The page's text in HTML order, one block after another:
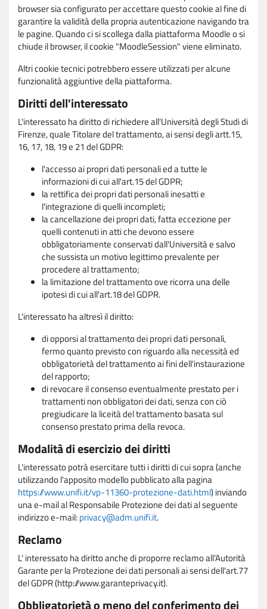
browser sia configurato per accettare questo cookie al fine di
garantire la validità della propria autenticazione navigando tra
le pagine. Quando ci si scollega dalla piattaforma Moodle o si
chiude il browser, il cookie "MoodleSession" viene eliminato.
Altri cookie tecnici potrebbero essere utilizzati per alcune
funzionalità aggiuntive della piattaforma.
Diritti dell'interessato
L'interessato ha diritto di richiedere all'Università degli Studi di
Firenze, quale Titolare del trattamento, ai sensi degli artt.15,
16, 17, 18, 19 e 21 del GDPR:
l'accesso ai propri dati personali ed a tutte le
informazioni di cui all'art.15 del GDPR;
la rettifica dei propri dati personali inesatti e
l'integrazione di quelli incompleti;
la cancellazione dei propri dati, fatta eccezione per
quelli contenuti in atti che devono essere
obbligatoriamente conservati dall'Università e salvo
che sussista un motivo legittimo prevalente per
procedere al trattamento;
la limitazione del trattamento ove ricorra una delle
ipotesi di cui all'art.18 del GDPR.
L'interessato ha altresì il diritto:
di opporsi al trattamento dei propri dati personali,
fermo quanto previsto con riguardo alla necessità ed
obbligatorietà del trattamento ai fini dell'instaurazione
del rapporto;
di revocare il consenso eventualmente prestato per i
trattamenti non obbligatori dei dati, senza con ciò
pregiudicare la liceità del trattamento basata sul
consenso prestato prima della revoca.
Modalità di esercizio dei diritti
L'interessato potrà esercitare tutti i diritti di cui sopra (anche
utilizzando l'apposito modello pubblicato alla pagina
https://www.unifi.it/vp-11360-protezione-dati.html) inviando
una e-mail al Responsabile Protezione dei dati al seguente
indirizzo e-mail:privacy@adm.unifi.it.
Reclamo
L' interessato ha diritto anche di proporre reclamo all'Autorità
Garante per la Protezione dei dati personali ai sensi dell'art.77
del GDPR (http://www.garanteprivacy.it).
Obbligatorietà o meno del conferimento dei